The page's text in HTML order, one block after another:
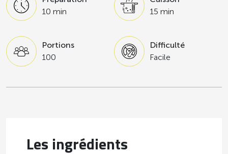
10 min
15 min
Portions
100
Difficulté
Facile
Les ingrédients